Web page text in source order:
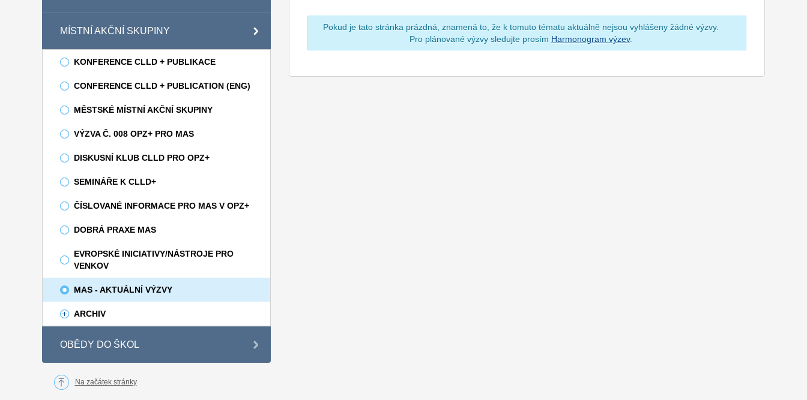
MÍSTNÍ AKČNÍ SKUPINY
KONFERENCE CLLD + PUBLIKACE
CONFERENCE CLLD + PUBLICATION (ENG)
MĚSTSKÉ MÍSTNÍ AKČNÍ SKUPINY
VÝZVA Č. 008 OPZ+ PRO MAS
DISKUSNÍ KLUB CLLD PRO OPZ+
SEMINÁŘE K CLLD+
ČÍSLOVANÉ INFORMACE PRO MAS V OPZ+
DOBRÁ PRAXE MAS
EVROPSKÉ INICIATIVY/NÁSTROJE PRO
VENKOV
MAS - AKTUÁLNÍ VÝZVY
ARCHIV
OBĚDY DO ŠKOL
Pokud je tato stránka prázdná, znamená to, že k tomuto tématu aktuálně nejsou vyhlášeny žádné výzvy.
Pro plánované výzvy sledujte prosím Harmonogram výzev.
Na začátek stránky